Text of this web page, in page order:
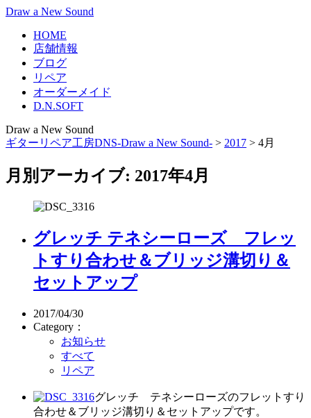
Draw a New Sound
HOME
店舗情報
ブログ
リペア
オーダーメイド
D.N.SOFT
Draw a New Sound
ギターリペア工房DNS-Draw a New Sound- > 2017 > 4月
月別アーカイブ: 2017年4月
グレッチ テネシーローズ フレッ
トすり合わせ＆ブリッジ溝切り＆
セットアップ
2017/04/30
Category：
お知らせ
すべて
リペア
グレッチ テネシーローズのフレットすり
合わせ＆ブリッジ溝切り＆セットアップです。